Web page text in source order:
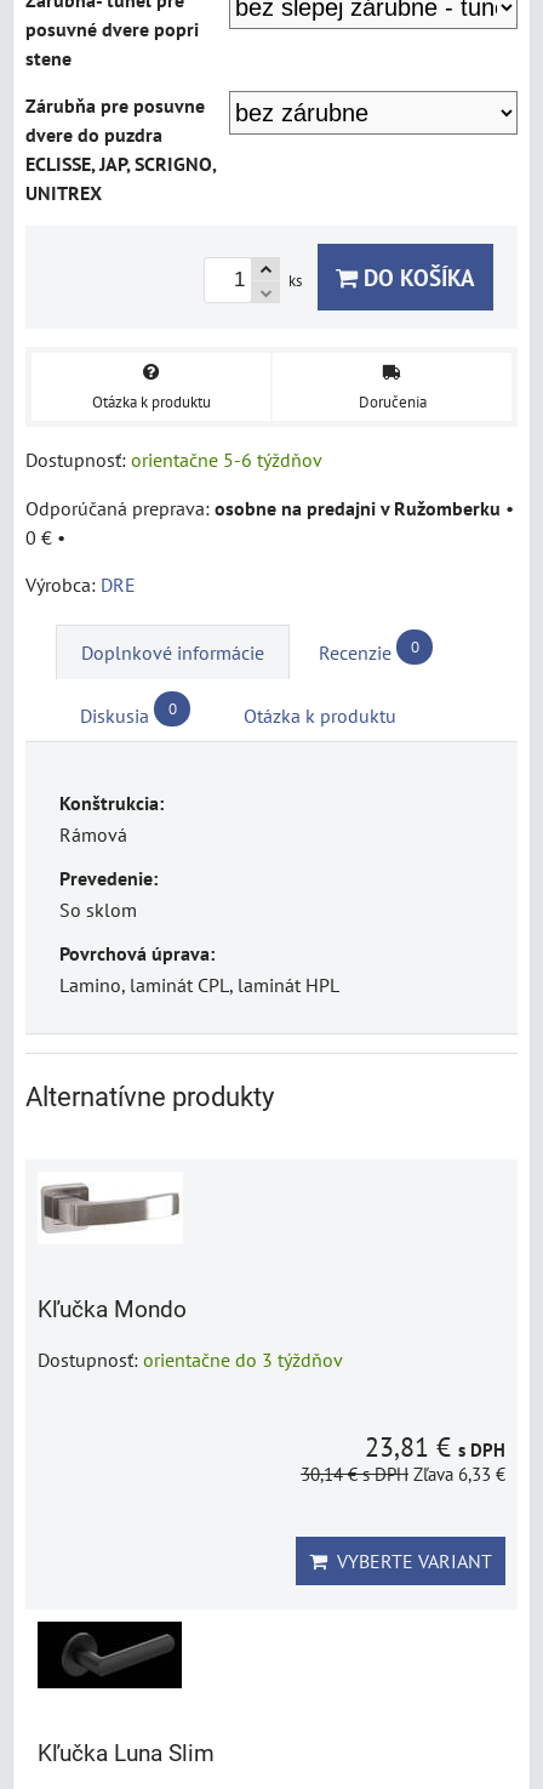
posuvné dvere popri
stene
Zárubňa pre posuvne
dvere do puzdra
ECLISSE, JAP, SCRIGNO,
UNITREX
ks DO KOŠÍKA
Otázka k produktu Doručenia
Dostupnosť: orientačne 5-6 týždňov
osobne na predajni v Ružomberku •
0 € •
Výrobca: DRE
Doplnkové informácie Recenzie 0
Diskusia 0 Otázka k produktu
Konštrukcia:
Rámová
Prevedenie:
So sklom
Povrchová úprava:
Lamino, laminát CPL, laminát HPL
Alternatívne produkty
Kľučka Mondo
Dostupnosť: orientačne do 3 týždňov
23,81 € s DPH
30,14 €s DPH Zľava 6,33 €
VYBERTE VARIANT
Kľučka Luna Slim